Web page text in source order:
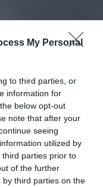
My Personal
to third parties, or
information for
below opt-out
note that after your
seeing
utilized by
parties prior to
of the further
third parties on the